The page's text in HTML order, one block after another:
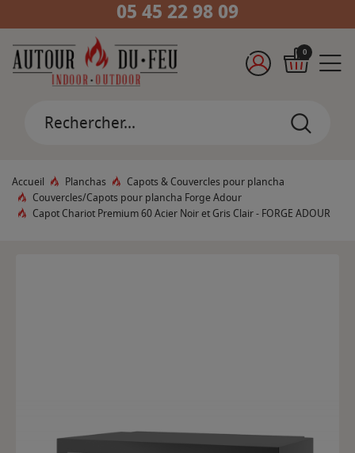
05 45 22 98 09
0
Accueil Planchas
Capots & Couvercles pour plancha
Couvercles/Capots pour plancha Forge Adour
Capot Chariot Premium 60 Acier Noir et Gris Clair - FORGE ADOUR